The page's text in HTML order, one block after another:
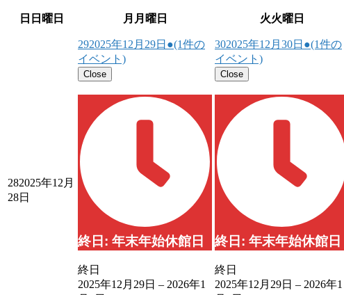
日 日曜日 月 月曜日 火火曜日
282025年12月
28日
292025年12月29日 ●(1件の
イベント)
Close
終日: 年末年始休館日
終日
2025年12月29日 – 2026年1
302025年12月30日 ●(1件の
イベント)
Close
終日: 年末年始休館日
終日
2025年12月29日 – 2026年1